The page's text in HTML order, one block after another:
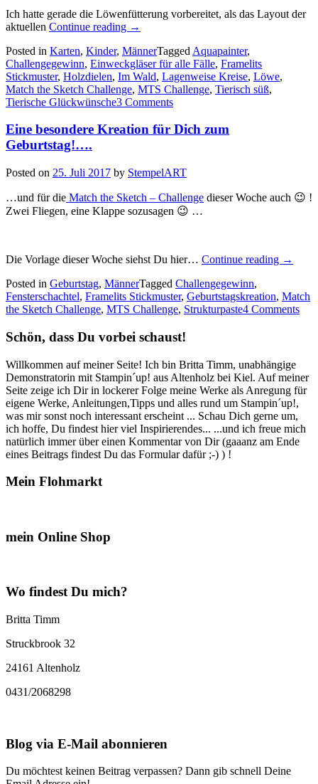
Ich hatte gerade die Löwenfütterung vorbereitet, als das Layout der
aktuellen Continue reading „Mein
→
Posted in Karten, Kinder, MännerTagged Aquapainter,
Challengegewinn, Einweckgläser für alle Fälle, Framelits
Stickmuster, Holzdielen, Im Wald, Lagenweise Kreise, Löwe,
Match the Sketch Challenge, MTS Challenge, Tierisch süß,
Tierische Glückwünsche3 Comments
Eine besondere Kreation für Dich zum
Geburtstag!….
Posted on 25. Juli 2017 by StempelART
…und für die Match the Sketch – Challenge dieser Woche auch 😉 !
Zwei Fliegen, eine Klappe sozusagen 😉 …
Die Vorlage dieser Woche siehst Du hier… Continue reading „Eine
für
Dich
→
Posted in Geburtstag, MännerTagged Challengegewinn,
Fensterschachtel, Framelits Stickmuster, Geburtstagskreation, Match
the Sketch Challenge, MTS Challenge, Strukturpaste4 Comments
Schön, dass Du vorbei schaust!
Willkommen auf meiner Seite! Ich bin Britta Timm, unabhängige
Demonstratorin mit Stampin´up! aus Altenholz bei Kiel. Auf meiner
Seite zeige ich Dir in lockerer Folge meine Werke als Anregung für
eigene Werke, Anleitungen,Tipps und alles rund um Stampin´up!,
was mir sonst noch interessant erscheint ... Schau Dich gerne um,
ich hoffe, Du findest hier viel Inspirierendes... ...und ich freue mich
natürlich immer über einen Kommentar von Dir (gaaanz am Ende
eines Beitrags findest Du das Formular dafür ;-) ) !
Mein Flohmarkt
mein Online Shop
Wo findest Du mich?
Britta Timm
Struckbrook 32
24161 Altenholz
0431/2068298
Blog via E-Mail abonnieren
Du möchtest keinen Beitrag verpassen? Dann gib schnell Deine